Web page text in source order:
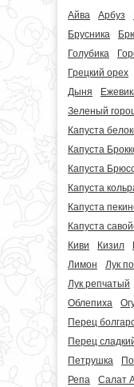
Айва Арбуз
Брусника
Голубика
Грецкий орех
Дыня
Зеленый
Капуста
Капуста
Капуста
Капуста
Капуста
Капуста
Киви
Кизил
Лимон
Лук
Лук репчатый
Облепиха
Перец
Перец
Петрушка
Репа
Салат